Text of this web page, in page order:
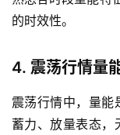
期
指
期
的时效性。
4. 震荡行情量
震荡行情中，量能
蓄力、放量表态，